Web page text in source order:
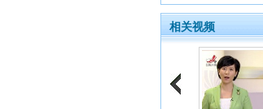
相关视频